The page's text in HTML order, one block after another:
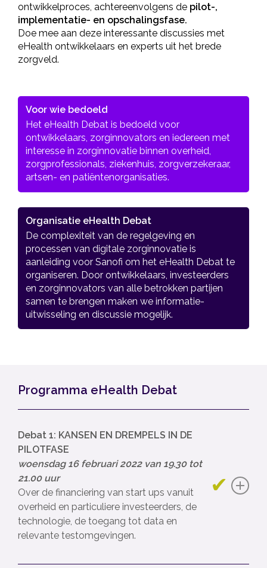
ontwikkelproces, achtereenvolgens de pilot-,
implementatie- en opschalingsfase.
Doe mee aan deze interessante discussies met
eHealth ontwikkelaars en experts uit het brede
zorgveld.
Voor wie bedoeld
Het eHealth Debat is bedoeld voor
ontwikkelaars, zorginnovators en iedereen met
interesse in zorginnovatie binnen overheid,
zorgprofessionals, ziekenhuis, zorgverzekeraar,
artsen- en patiëntenorganisaties.
Organisatie eHealth Debat
De complexiteit van de regelgeving en
processen van digitale zorginnovatie is
aanleiding voor Sanofi om het eHealth Debat te
organiseren. Door ontwikkelaars, investeerders
en zorginnovators van alle betrokken partijen
samen te brengen maken we informatie­
uitwisseling en discussie mogelijk.
Programma eHealth Debat
Debat 1: KANSEN EN DREMPELS IN DE
PILOTFASE
woensdag 16 februari 2022 van 19.30 tot
21.00 uur
Over de financiering van start ups vanuit
overheid en particuliere investeerders, de
technologie, de toegang tot data en
relevante testomgevingen.